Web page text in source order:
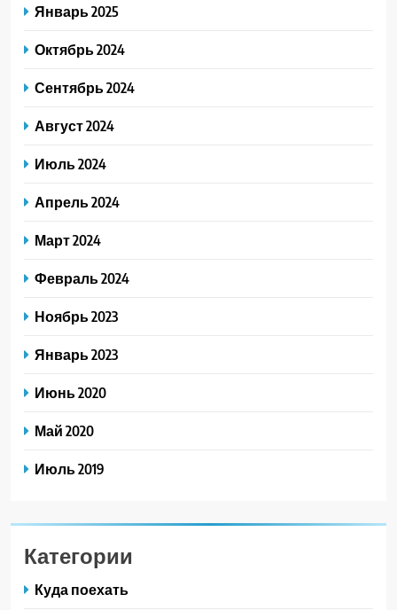
Январь 2025
Октябрь 2024
Сентябрь 2024
Август 2024
Июль 2024
Апрель 2024
Март 2024
Февраль 2024
Ноябрь 2023
Январь 2023
Июнь 2020
Май 2020
Июль 2019
Категории
Куда поехать